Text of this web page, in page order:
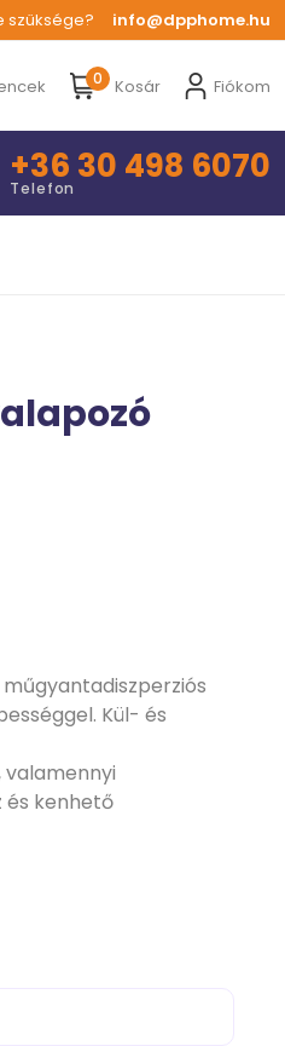
szüksége? info@dpphome.hu
0 Kosár Fiókom
+36 30 498 6070
Telefon
Kül- és
és kenhető